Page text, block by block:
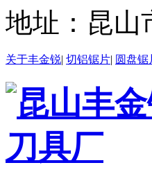
地址： 昆山
关于丰金锐| 切铝锯片| 圆盘锯